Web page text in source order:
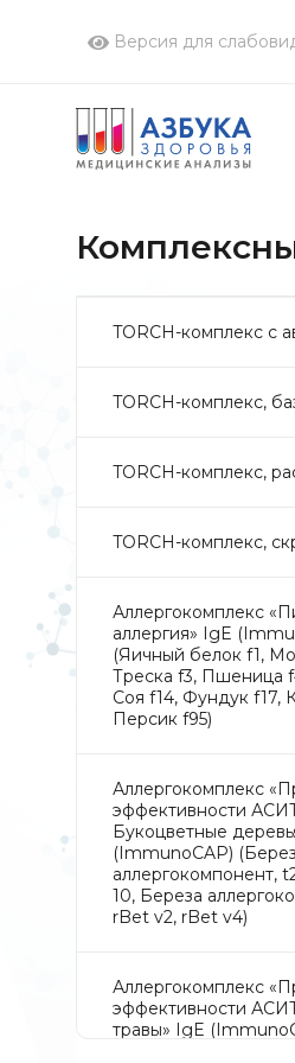
Версия для
TORCH-комплекс с
TORCH-комплекс,
TORCH-комплекс,
TORCH-комплекс,
Аллергокомплекс
аллергия» IgE
(Яичный белок f1,
Треска f3, Пшеница
Соя f14, Фундук f17,
Персик f95)
Аллергокомплекс
эффективности
Букоцветные
(ImmunoCAP)
аллергокомпонент,
10, Береза
rBet v2, rBet v4)
Аллергокомплекс
эффективности
травы» IgE